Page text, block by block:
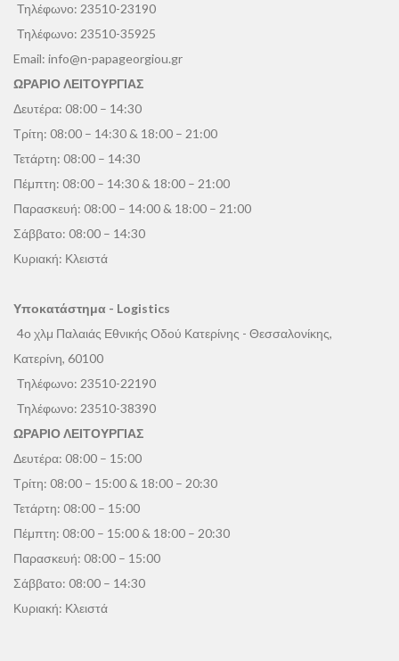
Τηλέφωνο: 23510-23190
Τηλέφωνο: 23510-35925
Email: info@n-papageorgiou.gr
ΩΡΑΡΙΟ ΛΕΙΤΟΥΡΓΙΑΣ
Δευτέρα: 08:00 – 14:30
Τρίτη: 08:00 – 14:30 & 18:00 – 21:00
Τετάρτη: 08:00 – 14:30
Πέμπτη: 08:00 – 14:30 & 18:00 – 21:00
Παρασκευή: 08:00 – 14:00 & 18:00 – 21:00
Σάββατο: 08:00 – 14:30
Κυριακή: Κλειστά
Υποκατάστημα - Logistics
4ο χλμ Παλαιάς Εθνικής Οδού Κατερίνης - Θεσσαλονίκης,
Κατερίνη, 60100
Τηλέφωνο: 23510-22190
Τηλέφωνο: 23510-38390
ΩΡΑΡΙΟ ΛΕΙΤΟΥΡΓΙΑΣ
Δευτέρα: 08:00 – 15:00
Τρίτη: 08:00 – 15:00 & 18:00 – 20:30
Τετάρτη: 08:00 – 15:00
Πέμπτη: 08:00 – 15:00 & 18:00 – 20:30
Παρασκευή: 08:00 – 15:00
Σάββατο: 08:00 – 14:30
Κυριακή: Κλειστά